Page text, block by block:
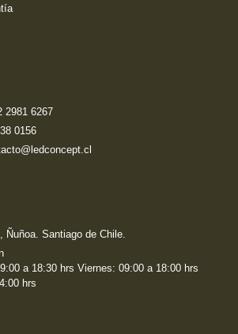
2981 6267
0156
Ñuñoa. Santiago de Chile.
a 18:30 hrs Viernes: 09:00 a 18:00 hrs
hrs